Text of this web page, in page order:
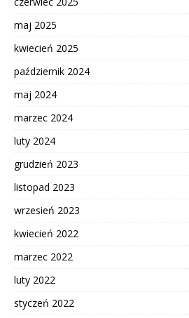
maj 2025
kwiecień 2025
październik 2024
maj 2024
marzec 2024
luty 2024
grudzień 2023
listopad 2023
wrzesień 2023
kwiecień 2022
marzec 2022
luty 2022
styczeń 2022